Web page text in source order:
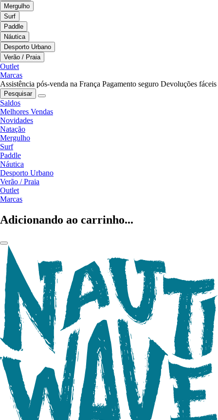
Mergulho
Surf
Paddle
Náutica
Desporto Urbano
Verão / Praia
Outlet
Marcas
Assistência pós-venda na França Pagamento seguro Devoluções fáceis
Pesquisar
Saldos
Melhores Vendas
Novidades
Natação
Mergulho
Surf
Paddle
Náutica
Desporto Urbano
Verão / Praia
Outlet
Marcas
Adicionando ao carrinho...